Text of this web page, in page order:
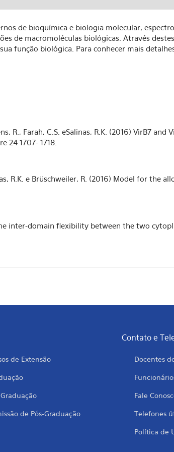
de bioquímica e biologia molecular,
de macromoléculas biológicas. Através
função biológica. Para conhecer mais
R., Farah, C.S. eSalinas, R.K. (2016) VirB7
1707- 1718.
R.K. e Brüschweiler, R. (2016) Model for the
inter-domain flexibility between the two
de Extensão
Graduação
de Pós-Graduação
Contato e
Docentes
Fale
Telefones
Política de